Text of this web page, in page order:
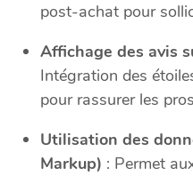
post-achat pour
Affichage des avis
Intégration des
pour rassurer les
Utilisation des
Markup) : Permet